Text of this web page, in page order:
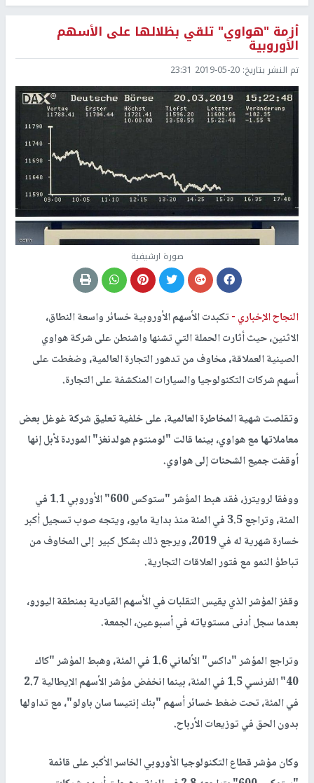
أزمة "هواوي" تلقي بظلالها على الأسهم
الأوروبية
تم النشر بتاريخ: 2019-05-20 23:31
صورة ارشيفية
النجاح الإخباري -تكبدت الأسهم الأوروبية خسائر واسعة النطاق،
الاثنين، حيث أثارت الحملة التي تشنها واشنطن على شركة هواوي
الصينية العملاقة، مخاوف من تدهور التجارة العالمية، وضغطت على
أسهم شركات التكنولوجيا والسيارات المنكشفة على التجارة.
وتقلصت شهية المخاطرة العالمية، على خلفية تعليق شركة غوغل بعض
معاملاتها مع هواوي، بينما قالت "لومنتوم هولدنغز" الموردة لأبل إنها
أوقفت جميع الشحنات إلى هواوي.
ووفقا لرويترز، فقد هبط المؤشر "ستوكس 600" الأوروبي 1.1 في
المئة، وتراجع 3.5 في المئة منذ بداية مايو، ويتجه صوب تسجيل أكبر
خسارة شهرية له في 2019، ويرجع ذلك بشكل كبير إلى المخاوف من
تباطؤ النمو مع فتور العلاقات التجارية.
وقفز المؤشر الذي يقيس التقلبات في الأسهم القيادية بمنطقة اليورو،
بعدما سجل أدنى مستوياته في أسبوعين، الجمعة.
وتراجع المؤشر "داكس" الألماني 1.6 في المئة، وهبط المؤشر "كاك
40" الفرنسي 1.5 في المئة، بينما انخفض مؤشر الأسهم الإيطالية 2.7
في المئة، تحت ضغط خسائر أسهم "بنك إنتيسا سان باولو"، مع تداولها
بدون الحق في توزيعات الأرباح.
وكان مؤشر قطاع التكنولوجيا الأوروبي الخاسر الأكبر على قائمة